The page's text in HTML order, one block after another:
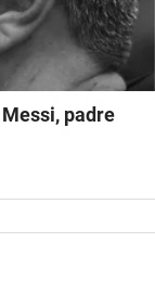
padre